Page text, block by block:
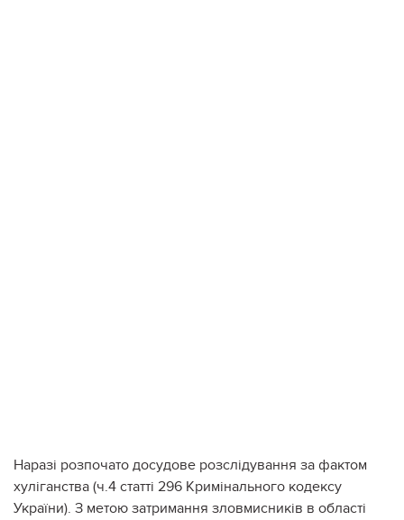
Наразі розпочато досудове розслідування за фактом
хуліганства (ч.4 статті 296 Кримінального кодексу
України). З метою затримання зловмисників в області